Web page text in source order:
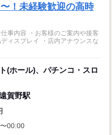
！未経験歓迎の高時
事内容 ・お客様のご案内や接客
ィスプレイ ・店内アナウンスな
(ホール)、パチンコ・スロ
賀野駅
00:00